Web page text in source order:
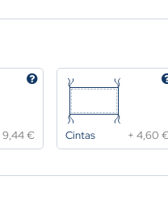
9,44 € Cintas +4,60